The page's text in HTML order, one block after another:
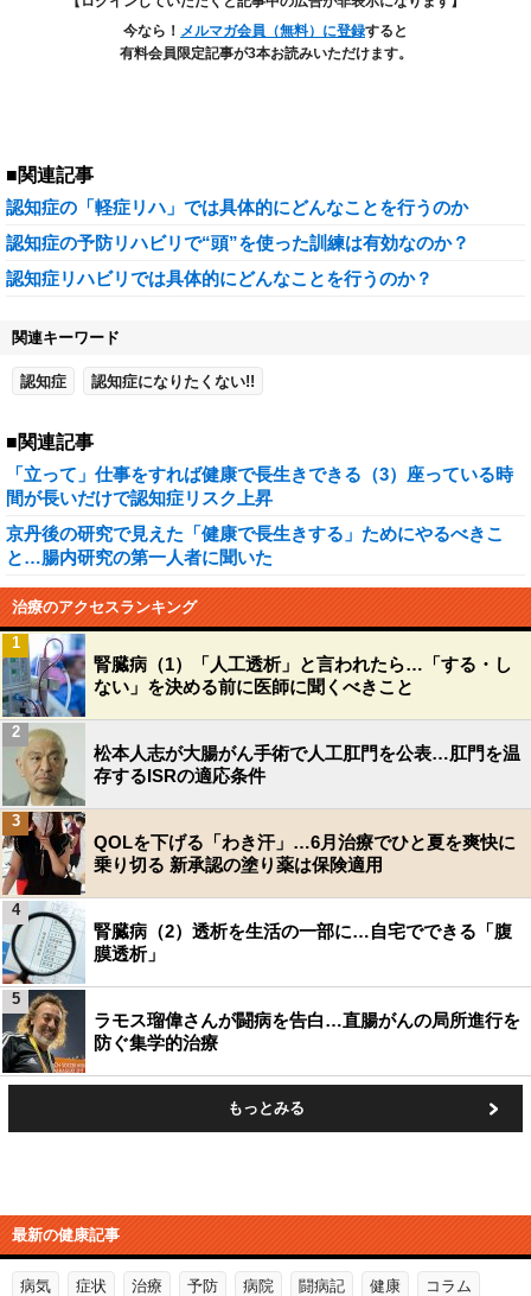
今なら！ メルマガ会員（無料）に登録すると
有料会員限定記事が3本お読みいただけます。
■関連記事
認知症の「軽症リハ」では具体的にどんなことを行うのか
認知症の予防リハビリで“頭”を使った訓練は有効なのか？
認知症リハビリでは具体的にどんなことを行うのか？
関連キーワード
認知症 認知症になりたくない!!
■関連記事
「立って」仕事をすれば健康で長生きできる（3）座っている時
間が長いだけで認知症リスク上昇
京丹後の研究で見えた「健康で長生きする」ためにやるべきこ
と…腸内研究の第一人者に聞いた
治療のアクセスランキング
腎臓病（1）「人工透析」と言われたら…「する・し
ない」を決める前に医師に聞くべきこと
1
松本人志が大腸がん手術で人工肛門を公表…肛門を温
存するISRの適応条件
2
QOLを下げる「わき汗」…6月治療でひと夏を爽快に
乗り切る 新承認の塗り薬は保険適用
3
腎臓病（2）透析を生活の一部に…自宅でできる「腹
膜透析」
4
ラモス瑠偉さんが闘病を告白…直腸がんの局所進行を
防ぐ集学的治療
5
もっとみる
最新の健康記事
病気 症状 治療 予防 病院 闘病記 健康 コラム